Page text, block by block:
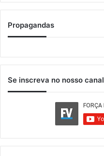
Propagandas
Se inscreva no nosso canal